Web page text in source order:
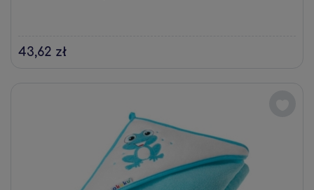
43,62 zł